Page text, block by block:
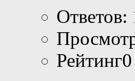
Ответов: